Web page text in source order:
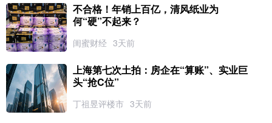
不合格！年销上百亿，清风纸业为
何“硬”不起来？
闺蜜财经 3天前
上海第七次土拍：房企在“算账”、实业巨
头“抢C位”
丁祖昱评楼市 3天前